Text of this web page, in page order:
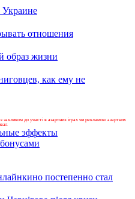
Украине
отношения
образ жизни
как ему не
до участі в азартних іграх чи рекламою азартних
постепенно стал